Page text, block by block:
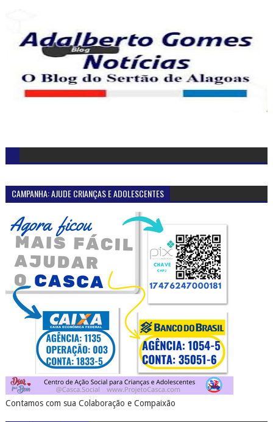
CAMPANHA: AJUDE CRIANÇAS E ADOLESCENTES
Contamos com sua Colaboração e Compaixão